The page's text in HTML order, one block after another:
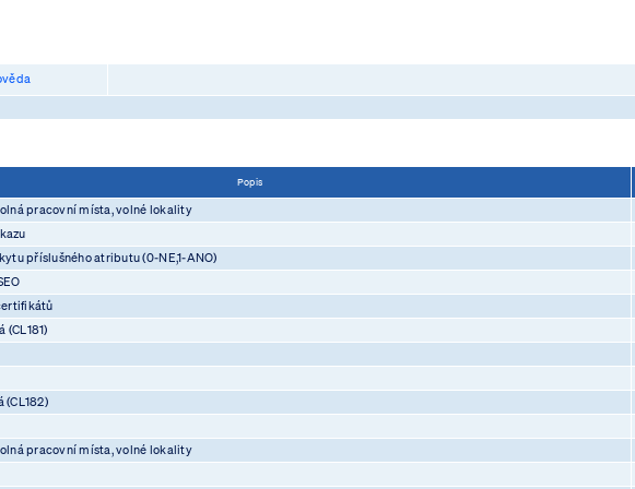
Popis
pracovní místa, volné lokality
příslušného atributu (0-NE,1-ANO)
(CL181)
(CL182)
pracovní místa, volné lokality